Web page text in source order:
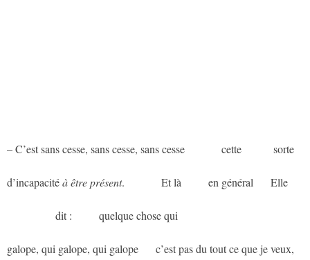
– C’est sans cesse, sans cesse, sans cesse cette sorte
d’incapacitéà être présent. Et là en général Elle
dit : quelque chose qui
galope, qui galope, qui galope c’est pas du tout ce que je veux,